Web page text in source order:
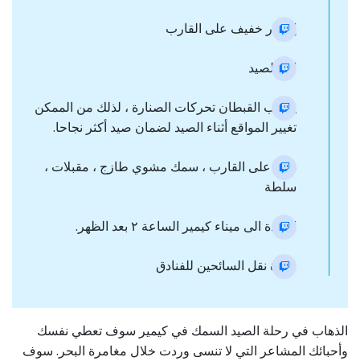
إفطار خفيف على القارب
ابدأ الصيد
يراقب القبطان تحركات الصنارة ، لذلك من الممكن
تغيير المواقع أثناء الصيد لضمان صيد أكثر نجاحا.
غداء على القارب ، سمك مشوي طازج ، مقبلات ،
سلطة
العودة الى ميناء كيمير الساعة ٢ بعد الظهر.
عودة نقل السائحين للفنادق
الذهاب في رحلة الصيد السمك في كيمير سوف تعطي نفسك
وأحبائك المشاعر التي لا تنسى وردت خلال مغامرة البحر. سوف